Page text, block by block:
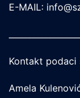
E-MAIL:
Kontakt
Amela